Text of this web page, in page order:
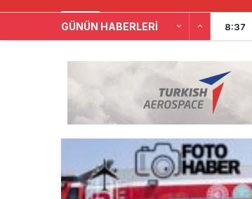
GÜNÜN HABERLERI 8:37
7:50
10:18
9:42